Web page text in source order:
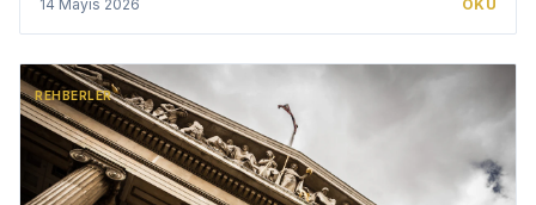
14 Mayıs 2026 OKU
REHBERLER